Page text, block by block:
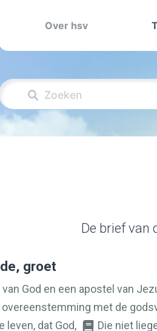
Over hsv
De brief van
groet
God en een apostel van
overeenstemming met de
leven, dat God, Die niet